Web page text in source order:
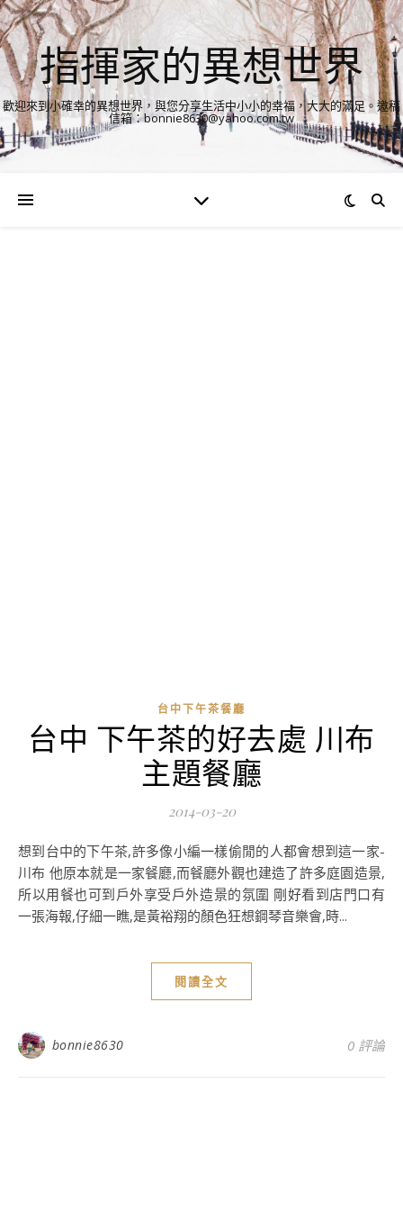
指揮家的異想世界
歡迎來到小確幸的異想世界，與您分享生活中小小的幸福，大大的滿足。邀稿
信箱：bonnie8630@yahoo.com.tw
台中下午茶餐廳
台中 下午茶的好去處 川布
主題餐廳
2014-03-20
想到台中的下午茶,許多像小編一樣偷閒的人都會想到這一家-
川布 他原本就是一家餐廳,而餐廳外觀也建造了許多庭園造景,
所以用餐也可到戶外享受戶外造景的氛圍 剛好看到店門口有
一張海報,仔細一瞧,是黃裕翔的顏色狂想鋼琴音樂會,時...
閱讀全文
bonnie8630 0 評論